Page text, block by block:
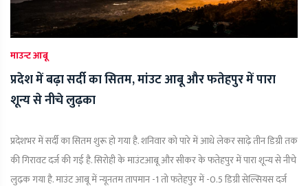
माउन्ट आबू
प्रदेश में बढ़ा सर्दी का सितम, मांउट आबू और फतेहपुर में पारा
शून्य से नीचे लुढ़का
प्रदेशभर में सर्दी का सितम शुरू हो गया है. शनिवार को पारे में आधे लेकर साढ़े तीन डिग्री तक
की गिरावट दर्ज की गई है. सिरोही के माउंटआबू और सीकर के फतेहपुर में पारा शून्य से नीचे
लुढ़क गया है. माउंट आबू में न्यूनतम तापमान -1 तो फतेहपुर में -0.5 डिग्री सेल्सियस दर्ज